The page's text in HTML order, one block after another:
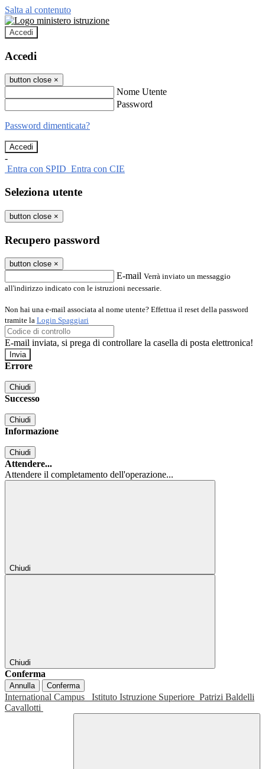
Salta al contenuto
Accedi
Accedi
button close ×
Nome Utente
Password
Password dimenticata?
-
Entra con SPID Entra con CIE
Seleziona utente
button close ×
Recupero password
button close ×
E-mail Verrà inviato un messaggio
all'indirizzo indicato con le istruzioni necessarie.
Non hai una e-mail associata al nome utente? Effettua il reset della password
tramite la Login Spaggiari
E-mail inviata, si prega di controllare la casella di posta elettronica!
Errore
Chiudi
Successo
Chiudi
Informazione
Chiudi
Attendere...
Attendere il completamento dell'operazione...
Chiudi
Chiudi
Conferma
Annulla Conferma
International Campus Istituto Istruzione Superiore Patrizi Baldelli
Cavallotti